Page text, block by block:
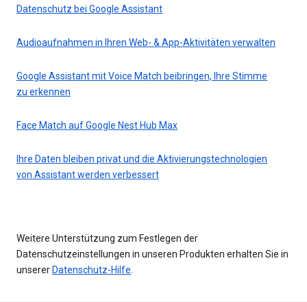
Datenschutz bei Google Assistant
Audioaufnahmen in Ihren Web- & App-Aktivitäten verwalten
Google Assistant mit Voice Match beibringen, Ihre Stimme
zu erkennen
Face Match auf Google Nest Hub Max
Ihre Daten bleiben privat und die Aktivierungstechnologien
von Assistant werden verbessert
Weitere Unterstützung zum Festlegen der
Datenschutzeinstellungen in unseren Produkten erhalten Sie in
unserer Datenschutz-Hilfe.